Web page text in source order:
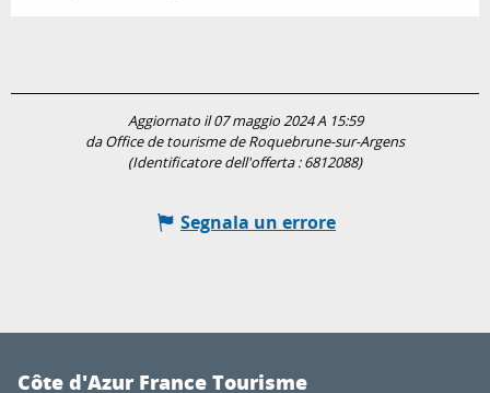
Aggiornato il 07 maggio 2024 A 15:59
da Office de tourisme de Roquebrune-sur-Argens
(Identificatore dell'offerta :6812088)
Segnala un errore
Côte d'Azur France Tourisme